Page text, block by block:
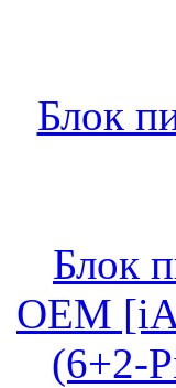
Блок
Блок
OEM
(6+2-